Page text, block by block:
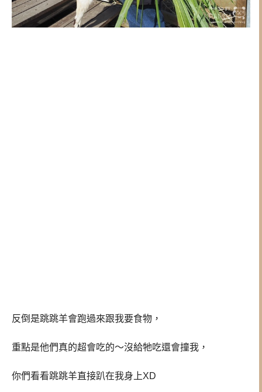
反倒是跳跳羊會跑過來跟我要食物，
重點是他們真的超會吃的～沒給牠吃還會撞我，
你們看看跳跳羊直接趴在我身上XD